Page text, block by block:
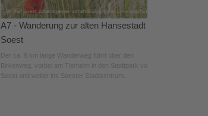
A7 - Wanderung zur alten Hansestadt
Soest
Der ca. 9 km lange Wanderweg führt über den
Birkenweg, vorbei am Tierheim in den Stadtpark von
Soest und weiter ins Soester Stadtzentrum.